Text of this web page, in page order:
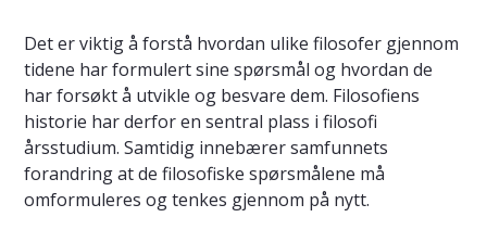
Det er viktig å forstå hvordan ulike filosofer gjennom
tidene har formulert sine spørsmål og hvordan de
har forsøkt å utvikle og besvare dem. Filosofiens
historie har derfor en sentral plass i filosofi
årsstudium. Samtidig innebærer samfunnets
forandring at de filosofiske spørsmålene må
omformuleres og tenkes gjennom på nytt.